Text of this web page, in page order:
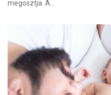
megosztja. A…